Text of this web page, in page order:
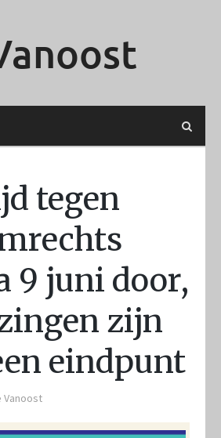
tegen
9 juni door,
zijn
eindpunt
Vanoost